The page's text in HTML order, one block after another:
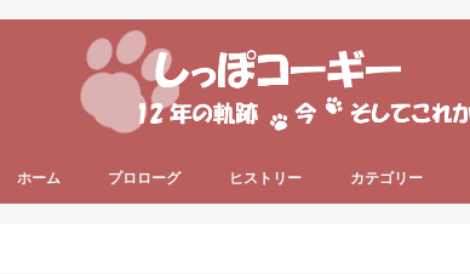
ホーム プロローグ ヒストリー カテゴリー